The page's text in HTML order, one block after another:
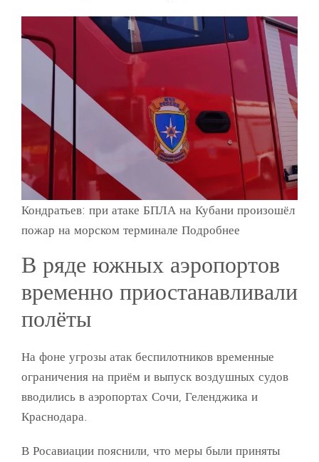
Кондратьев: при атаке БПЛА на Кубани произошёл
пожар на морском терминале Подробнее
В ряде южных аэропортов
временно приостанавливали
полёты
На фоне угрозы атак беспилотников временные
ограничения на приём и выпуск воздушных судов
вводились в аэропортах Сочи, Геленджика и
Краснодара.
В Росавиации пояснили, что меры были приняты